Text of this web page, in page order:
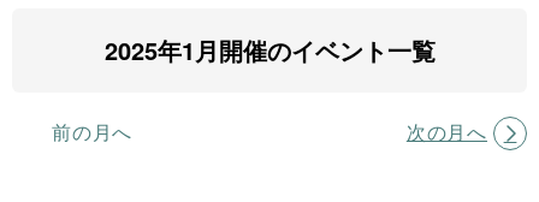
前の月へ
2025年1月開催のイベント一覧
次の月へ